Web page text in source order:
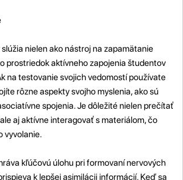
nielen ako nástroj na zapamätanie
prostriedok aktívneho zapojenia študentov
na testovanie svojich vedomostí používate
rôzne aspekty svojho myslenia, ako sú
spojenia. Je dôležité nielen prečítať
aj aktívne interagovať s materiálom, čo
vyvolanie.
kľúčovú úlohu pri formovaní nervových
k lepšej asimilácii informácií. Keď sa